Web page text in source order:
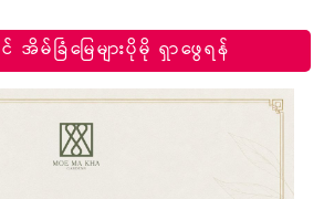
မ်ခြံမြေများပိုမို ရှာဖွေရန်